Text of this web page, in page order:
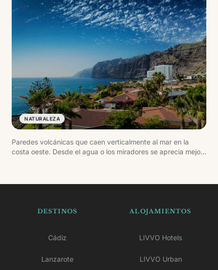
NATURALEZA
Paredes volcánicas que caen verticalmente al mar en la
costa oeste. Desde el agua o los miradores se aprecia mejor
DESTINOS
Cádiz
Lanzarote
ALOJAMIENTOS
LIVVO Hotels
LIVVO Urban